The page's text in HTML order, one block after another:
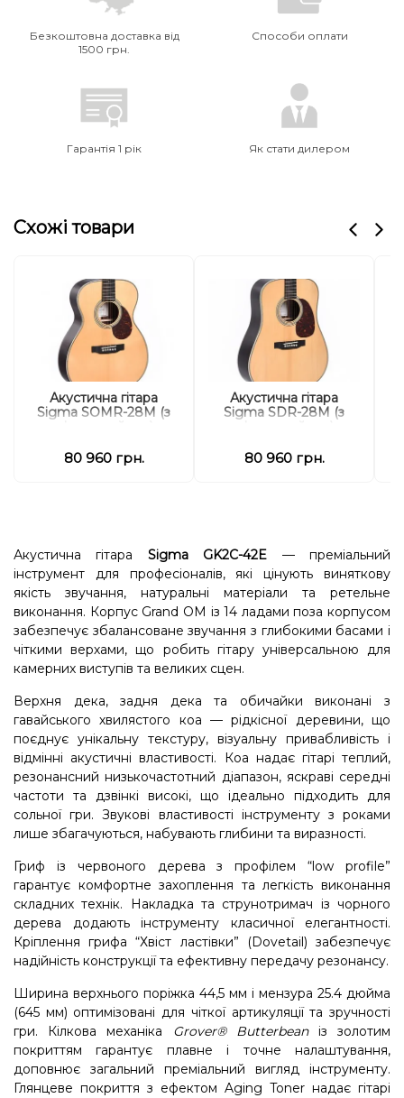
Безкоштовна доставка від
1500 грн.
Способи оплати
Гарантія 1 рік Як стати дилером
Схожі товари
Акустична гітара
Sigma SOMR-28M (з
80 960 грн.
Акустична гітара
Sigma SDR-28M (з
80 960 грн.
Акустична гітара Sigma GK2C-42E — преміальний
інструмент для професіоналів, які цінують виняткову
якість звучання, натуральні матеріали та ретельне
виконання. Корпус Grand OM із 14 ладами поза корпусом
забезпечує збалансоване звучання з глибокими басами і
чіткими верхами, що робить гітару універсальною для
камерних виступів та великих сцен.
Верхня дека, задня дека та обичайки виконані з
гавайського хвилястого коа — рідкісної деревини, що
поєднує унікальну текстуру, візуальну привабливість і
відмінні акустичні властивості. Кoa надає гітарі теплий,
резонансний низькочастотний діапазон, яскраві середні
частоти та дзвінкі високі, що ідеально підходить для
сольної гри. Звукові властивості інструменту з роками
лише збагачуються, набувають глибини та виразності.
Гриф із червоного дерева з профілем “low profile”
гарантує комфортне захоплення та легкість виконання
складних технік. Накладка та струнотримач із чорного
дерева додають інструменту класичної елегантності.
Кріплення грифа “Хвіст ластівки” (Dovetail) забезпечує
надійність конструкції та ефективну передачу резонансу.
Ширина верхнього поріжка 44,5 мм і мензура 25.4 дюйма
(645 мм) оптимізовані для чіткої артикуляції та зручності
гри. Кілкова механіка Grover® Butterbeanіз золотим
покриттям гарантує плавне і точне налаштування,
доповнює загальний преміальний вигляд інструменту.
Глянцеве покриття з ефектом Aging Toner надає гітарі